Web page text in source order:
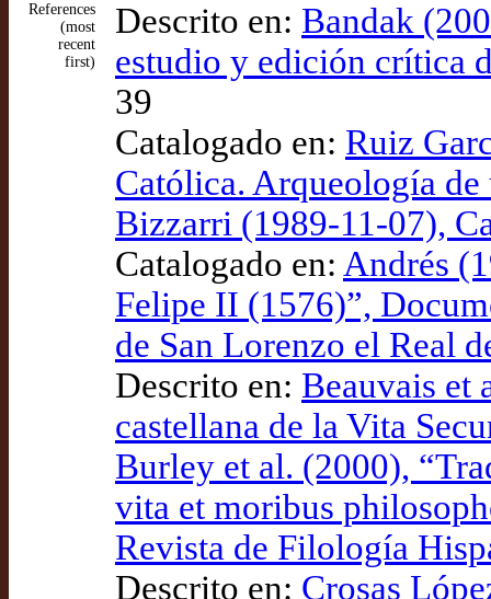
References
(most
recent
first)
Descrito en: Bandak
estudio y edición crítica
39
Catalogado en: Ruiz
Católica. Arqueología
Bizzarri (1989-11-07),
Catalogado en: Andrés
Felipe II (1576)”,
de San Lorenzo el Real
Descrito en: Beauvais et
castellana de la Vita
Burley et al. (2000),
vita et moribus
Revista de Filología
Descrito en: Crosas